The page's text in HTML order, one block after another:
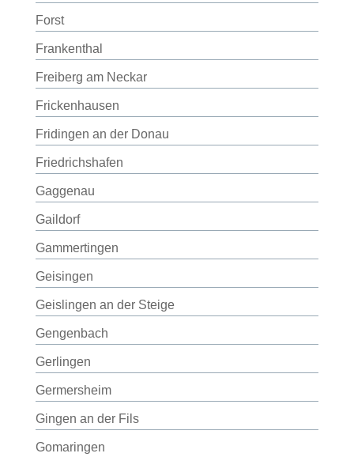
Forst
Frankenthal
Freiberg am Neckar
Frickenhausen
Fridingen an der Donau
Friedrichshafen
Gaggenau
Gaildorf
Gammertingen
Geisingen
Geislingen an der Steige
Gengenbach
Gerlingen
Germersheim
Gingen an der Fils
Gomaringen